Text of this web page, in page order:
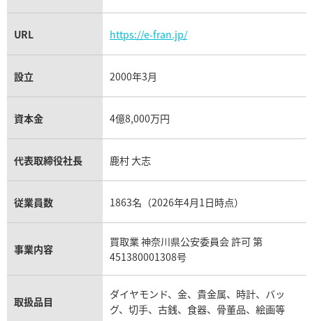
URL https://e-fran.jp/
設立 2000年3月
資本金 4億8,000万円
代表取締役社長 鹿村 大志
従業員数 1863名（2026年4月1日時点）
事業内容
買取業 神奈川県公安委員会 許可 第
451380001308号
取扱品目
ダイヤモンド、金、貴金属、時計、バッ
グ、切手、古銭、食器、骨董品、絵画等